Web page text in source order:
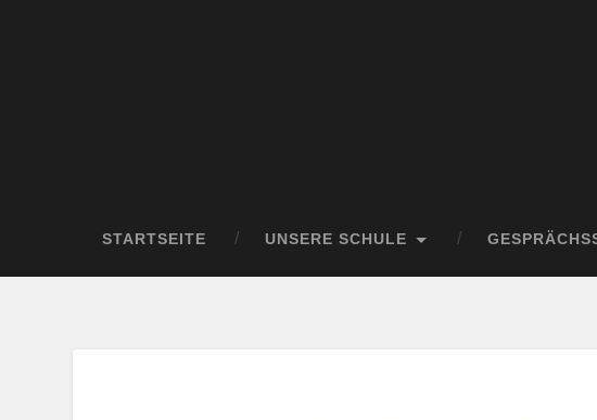
STARTSEITE UNSERE SCHULE